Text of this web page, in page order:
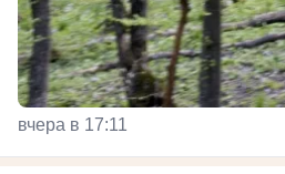
вчера в 17:11